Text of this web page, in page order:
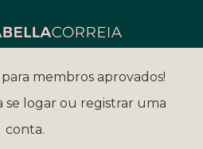
membros aprovados!
se logar ou registrar uma
conta.